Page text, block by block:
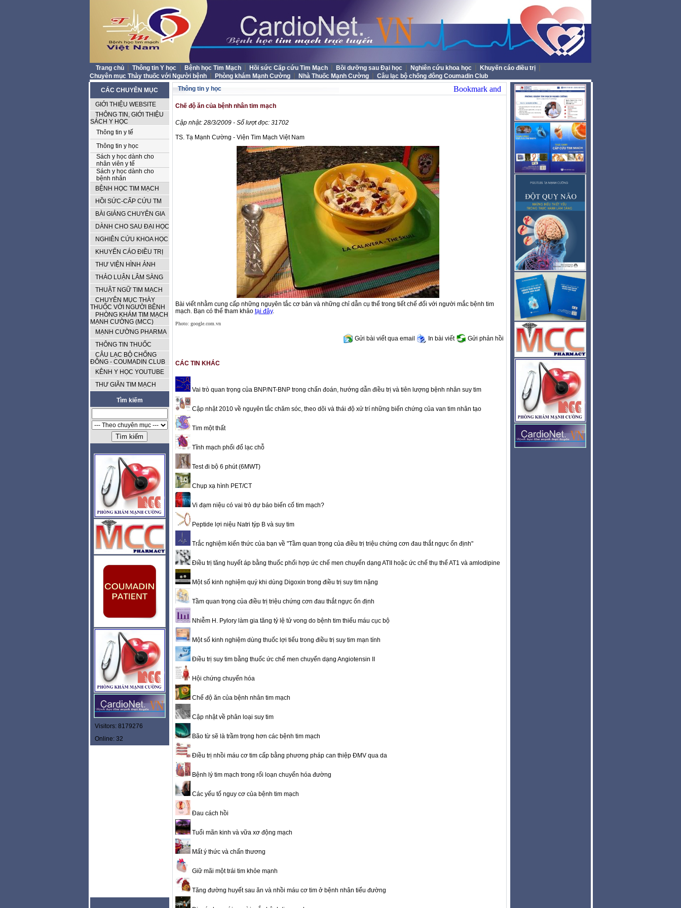
Trang chủ Thông tin Y học Bệnh học Tim Mạch Hồi sức Cấp cứu Tim Mạch Bồi dưỡng sau Đại học Nghiên cứu khoa học Khuyến cáo điều trị
Chuyên mục Thày thuốc với Người bệnh Phòng khám Mạnh Cường Nhà Thuốc Mạnh Cường
Câu lạc bộ chống đông Coumadin Club
CÁC CHUYÊN MỤC
GIỚI THIỆU WEBSITE
THÔNG TIN, GIỚI THIỆU
SÁCH Y HỌC
Thông tin y tế
Thông tin y học
Sách y học dành cho
nhân viên y tế
Sách y học dành cho
bệnh nhân
BỆNH HỌC TIM MẠCH
HỒI SỨC-CẤP CỨU TM
BÀI GIẢNG CHUYÊN GIA
DÀNH CHO SAU ĐẠI HỌC
NGHIÊN CỨU KHOA HỌC
KHUYẾN CÁO ĐIỀU TRỊ
THƯ VIỆN HÌNH ẢNH
THẢO LUẬN LÂM SÀNG
THUẬT NGỮ TIM MẠCH
CHUYÊN MỤC THÀY
THUỐC VỚI NGƯỜI BỆNH
PHÒNG KHÁM TIM MẠCH
MẠNH CƯỜNG (MCC)
MẠNH CƯỜNG PHARMA
THÔNG TIN THUỐC
CÂU LẠC BỘ CHỐNG
ĐÔNG - COUMADIN CLUB
KÊNH Y HỌC YOUTUBE
THƯ GIÃN TIM MẠCH
Tìm kiếm
Visitors: 8179276
Online: 32
Thông tin y học
Chế độ ăn của bệnh nhân tim mạch
Cập nhật: 28/3/2009 - Số lượt đọc: 31702
TS. Tạ Mạnh Cường - Viện Tim Mạch Việt Nam
Bài viết nhằm cung cấp những nguyên tắc cơ bản và những chỉ dẫn cụ thể trong tiết chế đối với người mắc bệnh tim
mạch. Bạn có thể tham khảo tại đây.
Photo: google.com.vn
Gửi bài viết qua email In bài viết Gửi phản hồi
CÁC TIN KHÁC
Vai trò quan trọng của BNP/NT-BNP trong chẩn đoán, hướng dẫn điều trị và tiên lượng bệnh nhân suy tim
Cập nhật 2010 về nguyên tắc chăm sóc, theo dõi và thái độ xử trí những biến chứng của van tim nhân tạo
Tim một thất
Tĩnh mạch phổi đổ lạc chỗ
Test đi bộ 6 phút (6MWT)
Chụp xạ hình PET/CT
Vi đạm niệu có vai trò dự báo biến cố tim mạch?
Peptide lợi niệu Natri týp B và suy tim
Trắc nghiệm kiến thức của bạn về "Tầm quan trọng của điều trị triệu chứng cơn đau thắt ngực ổn định"
Điều trị tăng huyết áp bằng thuốc phối hợp ức chế men chuyển dạng ATII hoặc ức chế thụ thể AT1 và amlodipine
Một số kinh nghiệm quý khi dùng Digoxin trong điều trị suy tim nặng
Tầm quan trọng của điều trị triệu chứng cơn đau thắt ngực ổn định
Nhiễm H. Pylory làm gia tăng tỷ lệ tử vong do bệnh tim thiếu máu cục bộ
Một số kinh nghiệm dùng thuốc lợi tiểu trong điều trị suy tim mạn tính
Điều trị suy tim bằng thuốc ức chế men chuyển dạng Angiotensin II
Hội chứng chuyển hóa
Chế độ ăn của bệnh nhân tim mạch
Cập nhật về phân loại suy tim
Bão từ sẽ là trầm trọng hơn các bệnh tim mạch
Điều trị nhồi máu cơ tim cấp bằng phương pháp can thiệp ĐMV qua da
Bệnh lý tim mạch trong rối loạn chuyển hóa đường
Các yếu tố nguy cơ của bệnh tim mạch
Đau cách hồi
Tuổi mãn kinh và vữa xơ động mạch
Mất ý thức và chấn thương
Giữ mãi một trái tim khỏe mạnh
Tăng đường huyết sau ăn và nhồi máu cơ tim ở bệnh nhân tiểu đường